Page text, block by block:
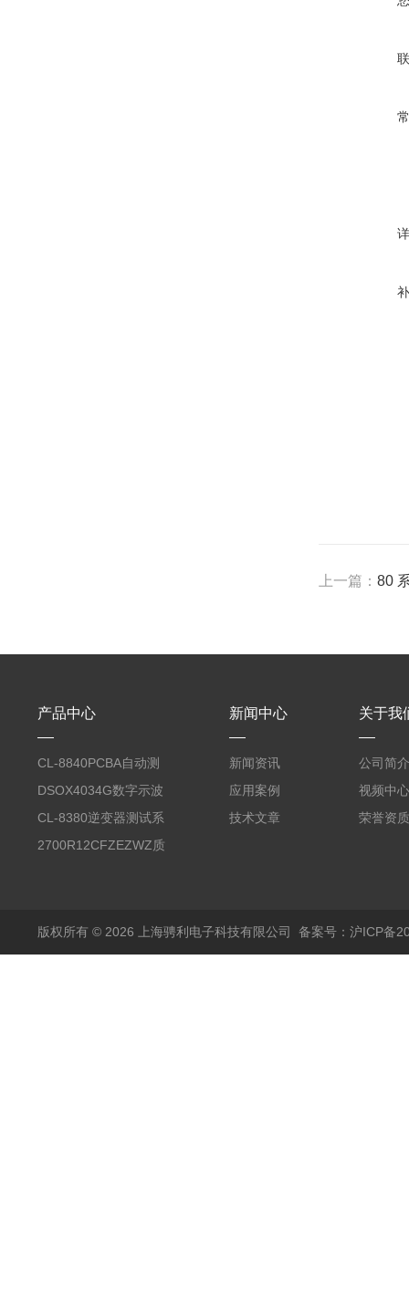
上一篇：80
产品中心
CL-8840PCBA自动测
试台系统
DSOX4034G数字示波
器
CL-8380逆变器测试系
统台
2700R12CFZEZWZ质
新闻中心
新闻资讯
应用案例
技术文章
关于我
公司简介
视频中心
荣誉资质
版权所有 © 2026 上海骋利电子科技有限公司 备案号：沪ICP备